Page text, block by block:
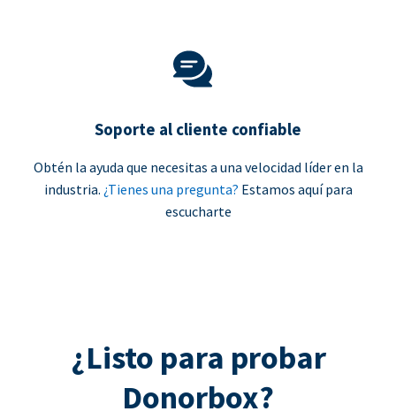
Soporte al cliente confiable
Obtén la ayuda que necesitas a una velocidad líder en la
industria. ¿Tienes una pregunta? Estamos aquí para
escucharte
¿Listo para probar
Donorbox?